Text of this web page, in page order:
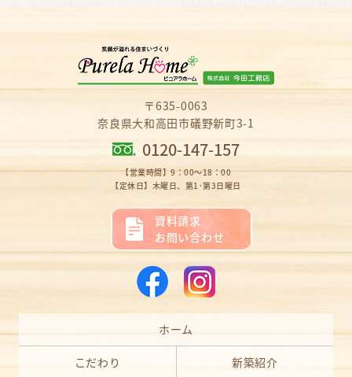
〒635-0063
奈良県大和高田市礒野新町3-1
0120-147-157
【営業時間】9：00～18：00
【定休日】木曜日、第1･第3日曜日
資料請求
お問い合わせ
ホーム
こだわり 新築紹介